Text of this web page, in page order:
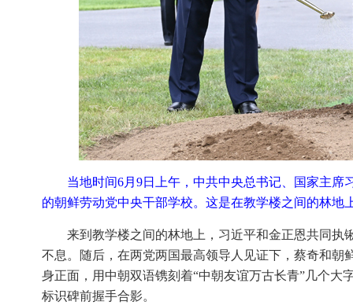
当地时间6月9日上午，中共中央总书记、国家主
的朝鲜劳动党中央干部学校。这是在教学楼之间的林
来到教学楼之间的林地上，习近平和金正恩共同
不息。随后，在两党两国最高领导人见证下，蔡奇和
身正面，用中朝双语镌刻着“中朝友谊万古长青”几个
标识碑前握手合影。